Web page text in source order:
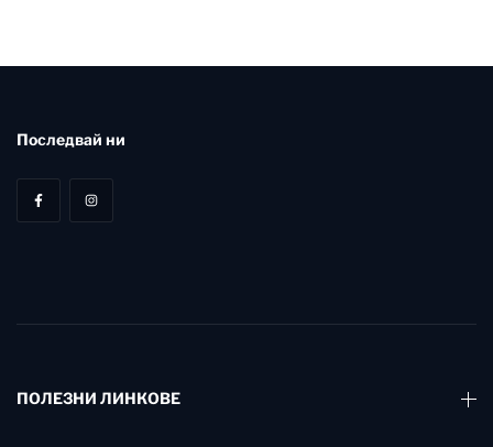
Последвай ни
ПОЛЕЗНИ ЛИНКОВЕ